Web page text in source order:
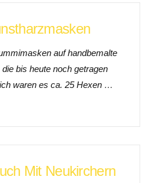
auf handbemalte
bis heute noch getragen
waren es ca. 25 Hexen …
Mit Neukirchern